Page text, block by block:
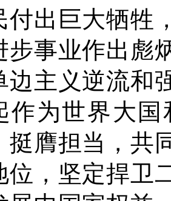
付出巨大牺牲
步事业作出彪
边主义逆流和
作为世界大
挺膺担当，共
位，坚定捍卫